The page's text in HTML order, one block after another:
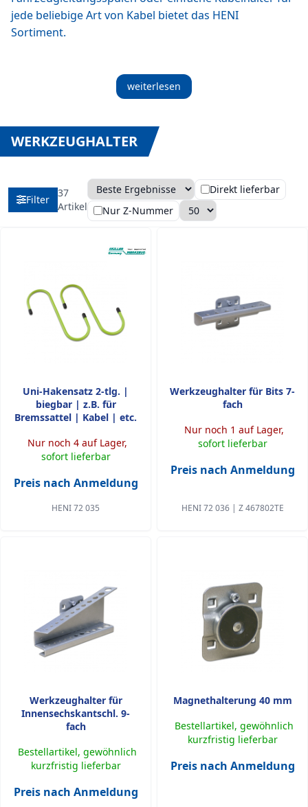
jede beliebige Art von Kabel bietet das HENI
Sortiment.
weiterlesen
WERKZEUGHALTER
Filter
37
ArtikelSortierung
Direkt lieferbar
Nur Z-Nummer
Anzahl pro Seite
Uni-Hakensatz 2-tlg. |
biegbar | z.B. für
Bremssattel | Kabel | etc.
Nur noch 4 auf Lager,
sofort lieferbar
Preis nach Anmeldung
HENI 72 035
Werkzeughalter für Bits 7-
fach
Nur noch 1 auf Lager,
sofort lieferbar
Preis nach Anmeldung
HENI 72 036 | Z 467802TE
Werkzeughalter für
Innensechskantschl. 9-
fach
Bestellartikel, gewöhnlich
kurzfristig lieferbar
Preis nach Anmeldung
Magnethalterung 40 mm
Bestellartikel, gewöhnlich
kurzfristig lieferbar
Preis nach Anmeldung